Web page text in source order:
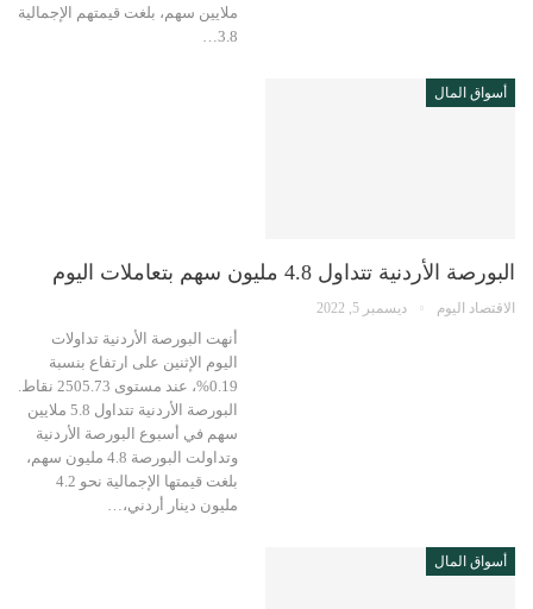
ملايين سهم، بلغت قيمتهم الإجمالية
3.8…
أسواق المال
البورصة الأردنية تتداول 4.8 مليون سهم بتعاملات اليوم
الاقتصاد اليوم ديسمبر 5, 2022
أنهت البورصة الأردنية تداولات
اليوم الإثنين على ارتفاع بنسبة
0.19%، عند مستوى 2505.73 نقاط.
البورصة الأردنية تتداول 5.8 ملايين
سهم في أسبوع البورصة الأردنية
وتداولت البورصة 4.8 مليون سهم،
بلغت قيمتها الإجمالية نحو 4.2
مليون دينار أردني،…
أسواق المال